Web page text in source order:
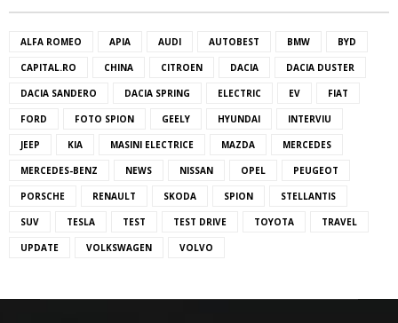
ALFA ROMEO APIA AUDI AUTOBEST BMW BYD
CAPITAL.RO CHINA CITROEN DACIA DACIA DUSTER
DACIA SANDERO DACIA SPRING ELECTRIC EV FIAT
FORD FOTO SPION GEELY HYUNDAI INTERVIU
JEEP KIA MASINI ELECTRICE MAZDA MERCEDES
MERCEDES-BENZ NEWS NISSAN OPEL PEUGEOT
PORSCHE RENAULT SKODA SPION STELLANTIS
SUV TESLA TEST TEST DRIVE TOYOTA TRAVEL
UPDATE VOLKSWAGEN VOLVO